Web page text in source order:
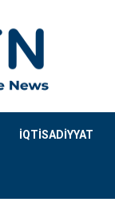
İQTİSADİYYAT